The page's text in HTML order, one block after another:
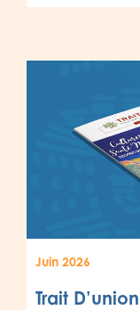
Juin 2026
Trait